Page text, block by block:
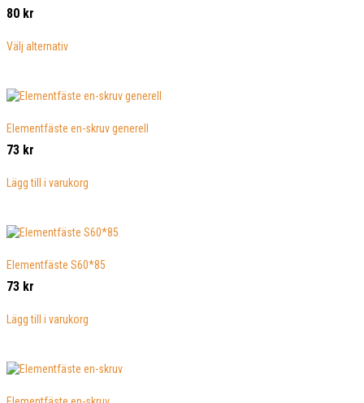
80 kr
Välj alternativhär
flera
De
väljas
Elementfäste en-skruv generell
73 kr
Lägg till i varukorg
Elementfäste S60*85
73 kr
Lägg till i varukorg